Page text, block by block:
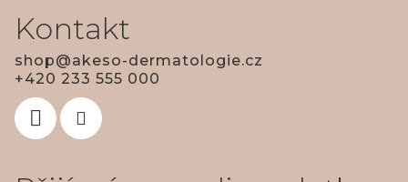
Kontakt
shop@akeso-dermatologie.cz
+420 233 555 000